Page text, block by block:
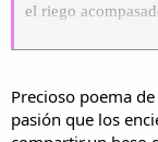
el riego
bordaba con
El tiempo
sin lograr siquiera
Precioso poema
pasión que los